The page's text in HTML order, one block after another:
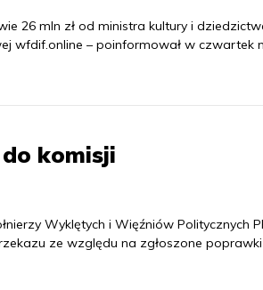
26 mln zł od ministra kultury i
wfdif.online – poinformował w czwartek
komisji
Wyklętych i Więźniów Politycznych
ze względu na zgłoszone